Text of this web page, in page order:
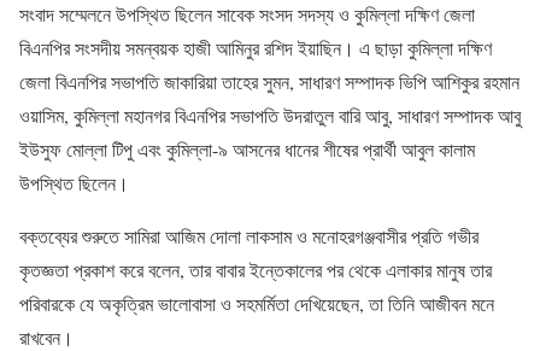
সংবাদ সম্মেলনে উপস্থিত ছিলেন সাবেক সংসদ সদস্য ও কুমিল্লা দক্ষিণ জেলা
বিএনপির সংসদীয় সমন্বয়ক হাজী আমিনুর রশিদ ইয়াছিন। এ ছাড়া কুমিল্লা দক্ষিণ
জেলা বিএনপির সভাপতি জাকারিয়া তাহের সুমন, সাধারণ সম্পাদক ভিপি আশিকুর রহমান
ওয়াসিম, কুমিল্লা মহানগর বিএনপির সভাপতি উদরাতুল বারি আবু, সাধারণ সম্পাদক আবু
ইউসুফ মোল্লা টিপু এবং কুমিল্লা-৯ আসনের ধানের শীষের প্রার্থী আবুল কালাম
উপস্থিত ছিলেন।
বক্তব্যের শুরুতে সামিরা আজিম দোলা লাকসাম ও মনোহরগঞ্জবাসীর প্রতি গভীর
কৃতজ্ঞতা প্রকাশ করে বলেন, তার বাবার ইন্তেকালের পর থেকে এলাকার মানুষ তার
পরিবারকে যে অকৃত্রিম ভালোবাসা ও সহমর্মিতা দেখিয়েছেন, তা তিনি আজীবন মনে
রাখবেন।